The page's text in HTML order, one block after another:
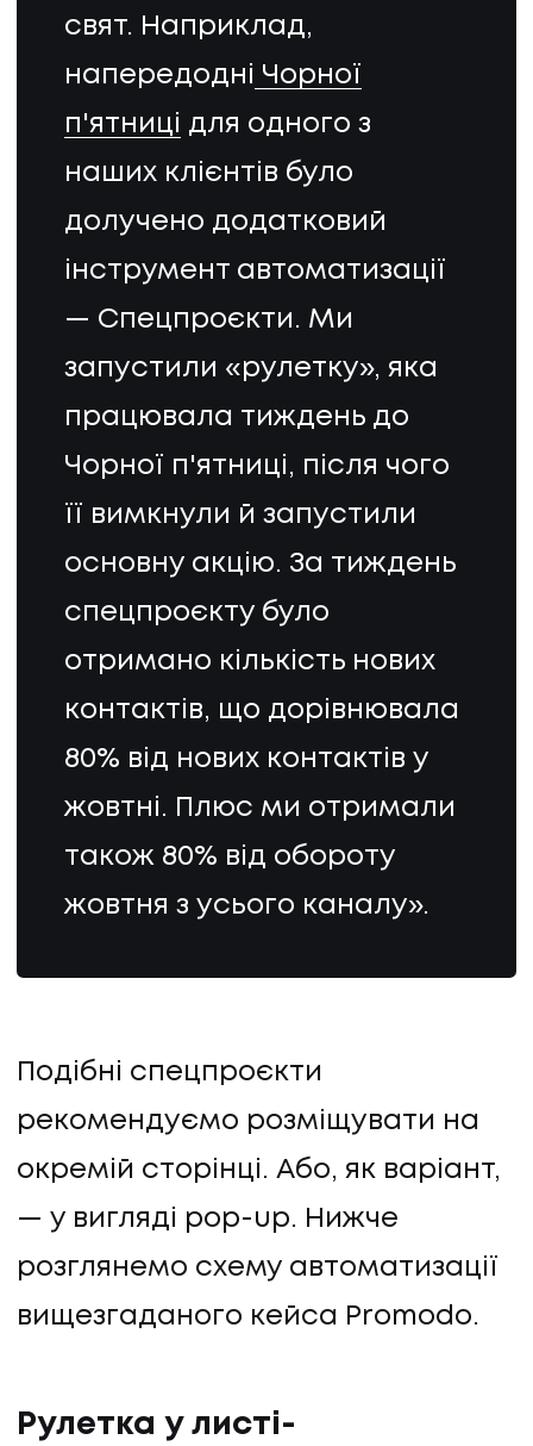
свят. Наприклад,
напередодні Чорної
п'ятниці для одного з
наших клієнтів було
долучено додатковий
інструмент автоматизації
— Спецпроєкти. Ми
запустили «рулетку», яка
працювала тиждень до
Чорної п'ятниці, після чого
її вимкнули й запустили
основну акцію. За тиждень
спецпроєкту було
отримано кількість нових
контактів, що дорівнювала
80% від нових контактів у
жовтні. Плюс ми отримали
також 80% від обороту
жовтня з усього каналу».
Подібні спецпроєкти
рекомендуємо розміщувати на
окремій сторінці. Або, як варіант,
— у вигляді pop-up. Нижче
розглянемо схему автоматизації
вищезгаданого кейса Promodo.
Рулетка у листі-
КАР'ЄРА
КАР'ЄРА
БЛОГ
БЛОГ
КЛІЄНТИ
КЛІЄНТИ
КОНТАКТИ
ПРО НАС